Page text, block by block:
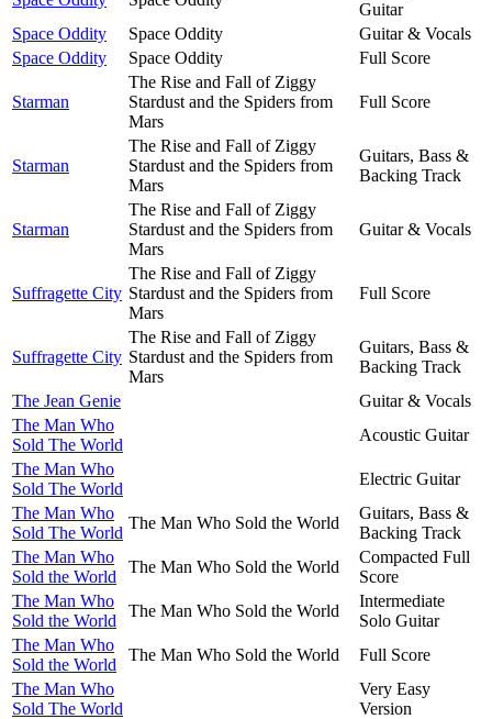
Guitar
Space Oddity
Space Oddity
Guitar & Vocals
Space Oddity
Space Oddity Full Score
Starman
The Rise and Fall of Ziggy
Stardust and the Spiders from
Mars
Full Score
Starman
The Rise and Fall of Ziggy
Stardust and the Spiders from
Mars
Guitars, Bass &
Backing Track
Starman
The Rise and Fall of Ziggy
Stardust and the Spiders from
Mars
Guitar & Vocals
Suffragette City
The Rise and Fall of Ziggy
Stardust and the Spiders from
Mars
Full Score
Suffragette City
The Rise and Fall of Ziggy
Stardust and the Spiders from
Mars
Guitars, Bass &
Backing Track
The Jean Genie
Guitar & Vocals
The Man Who
Sold The World
Acoustic Guitar
The Man Who
Sold The World
Electric Guitar
The Man Who
Sold The World
The Man Who Sold the World
Guitars, Bass &
Backing Track
The Man Who
Sold the World
The Man Who Sold the World
Compacted Full
Score
The Man Who
Sold the World
The Man Who Sold the World
Intermediate
Solo Guitar
The Man Who
Sold the World
The Man Who Sold the World
Full Score
The Man Who
Sold The World
Very Easy
Version